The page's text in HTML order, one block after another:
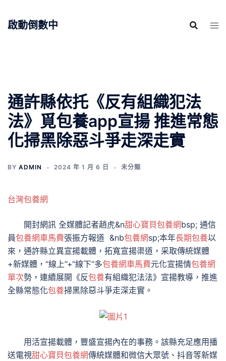
啟動倒數中
通許縣依托《反有組織犯法
法》覓包養app宣揚 推進常態
化掃黑除惡斗爭走深走實
BY ADMIN 2024 年 1 月 6 日 未分類
台灣包養網
開封網訊 全媒體記者趙虎&n甜心寶貝包養網bsp; 通信
員包養網車馬費張振方報道 &nb包養網sp;本年長期包養以
來，通許縣立異宣揚載體，拓寬宣揚渠道，采取傳統媒體
+新媒體，“線上”+“線下”多包養網車馬費元化宣揚情包養網
單次勢，連續展開《反包養有組織犯法法》宣揚教導，推進
全縣常態化包養掃黑除惡斗爭走深走實。
用活宣揚載體，豐盛宣揚內在的事務。該縣充足應用播
送電視甜心寶貝包養網傳統媒體和微信大眾號、抖音等新媒